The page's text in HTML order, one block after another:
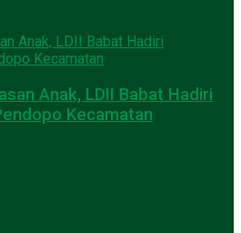
Anak, LDII Babat Hadiri
Kecamatan